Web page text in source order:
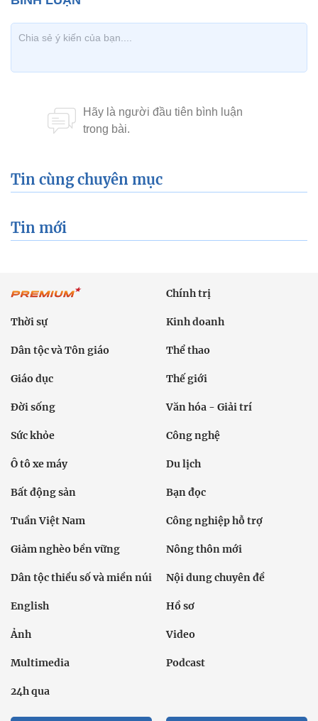
Tin cùng chuyên mục
Tin mới
Chính trị
Thời sự Kinh doanh
Dân tộc và Tôn giáo Thể thao
Giáo dục Thế giới
Đời sống Văn hóa - Giải trí
Sức khỏe Công nghệ
Ô tô xe máy Du lịch
Bất động sản Bạn đọc
Tuần Việt Nam Công nghiệp hỗ trợ
Giảm nghèo bền vững Nông thôn mới
Dân tộc thiểu số và miền núi Nội dung chuyên đề
English Hồ sơ
Ảnh Video
Multimedia Podcast
24h qua